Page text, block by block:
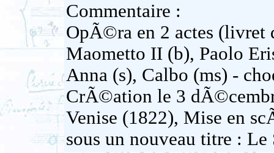
Commentaire :
OpÃ©ra en 2 actes (livret
Maometto II (b), Paolo
Anna (s), Calbo (ms) -
CrÃ©ation le 3
Venise (1822), Mise en
sous un nouveau titre : Le